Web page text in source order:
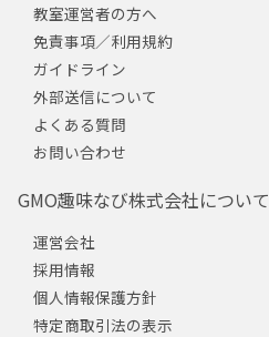
教室運営者の方へ
免責事項／利用規約
ガイドライン
外部送信について
よくある質問
お問い合わせ
GMO趣味なび株式会社について
運営会社
採用情報
個人情報保護方針
特定商取引法の表示